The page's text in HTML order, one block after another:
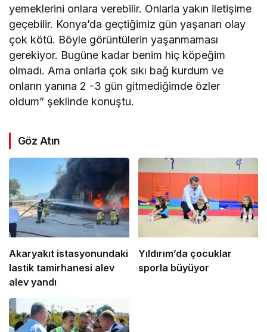
yemeklerini onlara verebilir. Onlarla yakın iletişime
geçebilir. Konya’da geçtiğimiz gün yaşanan olay
çok kötü. Böyle görüntülerin yaşanmaması
gerekiyor. Bugüne kadar benim hiç köpeğim
olmadı. Ama onlarla çok sıkı bağ kurdum ve
onların yanına 2 -3 gün gitmediğimde özler
oldum” şeklinde konuştu.
Göz Atın
Akaryakıt istasyonundaki
lastik tamirhanesi alev
alev yandı
Yıldırım’da çocuklar
sporla büyüyor